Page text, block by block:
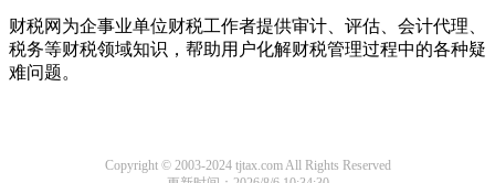
财税网为企事业单位财税工作者提供审计、评估、会计代理、
税务等财税领域知识，帮助用户化解财税管理过程中的各种疑
难问题。
Copyright © 2003-2024 tjtax.com All Rights Reserved